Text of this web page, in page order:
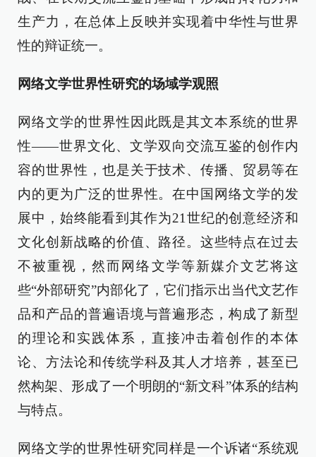
生产力，在总体上反映并实现着中华性与世界
性的辩证统一。
网络文学世界性研究的场域学观照
网络文学的世界性因此既是其文本系统的世界
性——世界文化、文学双向交流互鉴的创作内
容的世界性，也是关于技术、传播、贸易等在
内的更为广泛的世界性。在中国网络文学的发
展中，始终能看到其作为21世纪的创意经济和
文化创新战略的价值、路径。这些特点在过去
不被重视，然而网络文学等新媒介文艺将这
些“外部研究”内部化了，它们指示出当代文艺作
品和产品的普遍语境与普遍形态，构成了新型
的理论和实践体系，直接冲击着创作的本体
论、方法论和传统学科及其人才培养，甚至已
然构架、形成了一个明朗的“新文科”体系的结构
与特点。
网络文学的世界性研究同样是一个诉诸“系统观